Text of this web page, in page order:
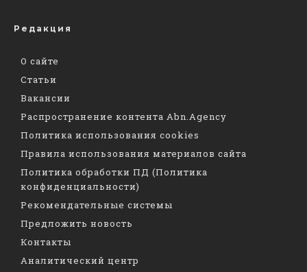
Редакция
О сайте
Статьи
Вакансии
Распространение контента Abn.Agency
Политика использования cookies
Правила использования материалов сайта
Политика обработки ПД (Политика
конфиденциальности)
Рекомендательные системы
Предложить новость
Контакты
Аналитический центр